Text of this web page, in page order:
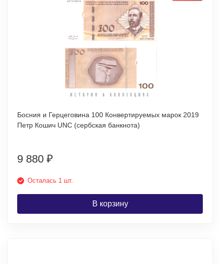
Босния и Герцеговина 100 Конвертируемых марок 2019
Петр Кошич UNC (сербская банкнота)
9 880 ₽
Осталась 1 шт.
В корзину